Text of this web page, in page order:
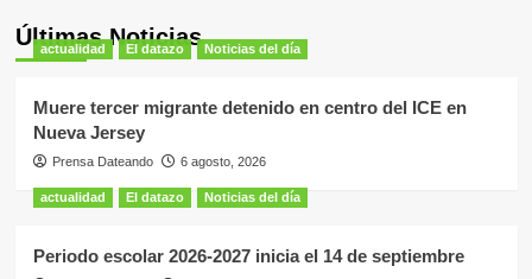
Últimas Noticias
actualidad El datazo Noticias del día
Muere tercer migrante detenido en centro del ICE en
Nueva Jersey
Prensa Dateando 6 agosto, 2026
actualidad El datazo Noticias del día
Periodo escolar 2026-2027 inicia el 14 de septiembre